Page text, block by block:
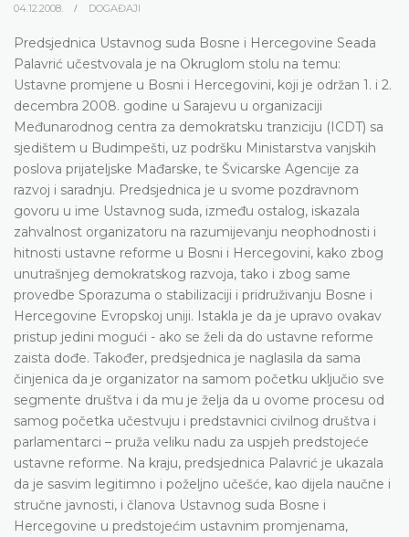
04.12.2008. DOGAĐAJI
Predsjednica Ustavnog suda Bosne i Hercegovine Seada
Palavrić učestvovala je na Okruglom stolu na temu:
Ustavne promjene u Bosni i Hercegovini, koji je održan 1. i 2.
decembra 2008. godine u Sarajevu u organizaciji
Međunarodnog centra za demokratsku tranziciju (ICDT) sa
sjedištem u Budimpešti, uz podršku Ministarstva vanjskih
poslova prijateljske Mađarske, te Švicarske Agencije za
razvoj i saradnju. Predsjednica je u svome pozdravnom
govoru u ime Ustavnog suda, između ostalog, iskazala
zahvalnost organizatoru na razumijevanju neophodnosti i
hitnosti ustavne reforme u Bosni i Hercegovini, kako zbog
unutrašnjeg demokratskog razvoja, tako i zbog same
provedbe Sporazuma o stabilizaciji i pridruživanju Bosne i
Hercegovine Evropskoj uniji. Istakla je da je upravo ovakav
pristup jedini mogući - ako se želi da do ustavne reforme
zaista dođe. Također, predsjednica je naglasila da sama
činjenica da je organizator na samom početku uključio sve
segmente društva i da mu je želja da u ovome procesu od
samog početka učestvuju i predstavnici civilnog društva i
parlamentarci – pruža veliku nadu za uspjeh predstojeće
ustavne reforme. Na kraju, predsjednica Palavrić je ukazala
da je sasvim legitimno i poželjno učešće, kao dijela naučne i
stručne javnosti, i članova Ustavnog suda Bosne i
Hercegovine u predstojećim ustavnim promjenama,